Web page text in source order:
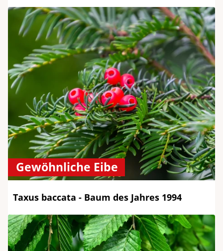
Gewöhnliche Eibe
Taxus baccata - Baum des Jahres 1994